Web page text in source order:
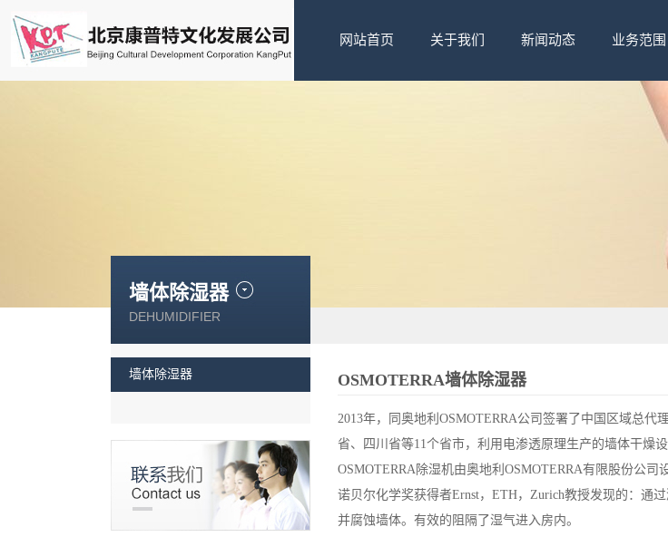
网站首页 关于我们 新闻动态 业务范围
墙体除湿器
DEHUMIDIFIER
墙体除湿器 OSMOTERRA墙体除湿器
2013年，同奥地利OSMOTERRA公司签署了中国区域总
省、四川省等11个省市，利用电渗透原理生产的墙体干燥
OSMOTERRA除湿机由奥地利OSMOTERRA有限股份公
诺贝尔化学奖获得者Ernst，ETH，Zurich教授发现的：通
并腐蚀墙体。有效的阻隔了湿气进入房内。